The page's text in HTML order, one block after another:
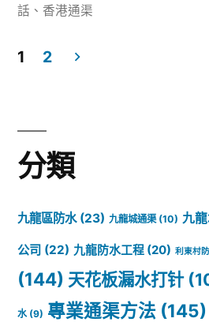
問
做
到
籤:
話 、 香港通渠
pagination
1 2
分類
九龍區防水(23) 九龍城通渠(10) 九
公司 (22) 九龍防水工程 (20) 利東村
(144) 天花板漏水打针
水(9) 專業通渠方法 (145)